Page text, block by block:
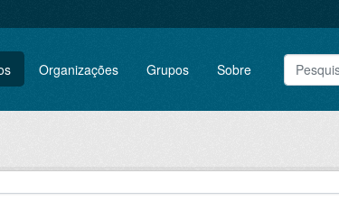
Organizações Grupos Sobre